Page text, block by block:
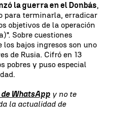
la guerra en el Donbás,
para terminarla, erradicar
objetivos de la operación
Sobre cuestiones
bajos ingresos son uno
de Rusia. Cifró en 13
pobres y puso especial
WhatsApp y no te
la actualidad de